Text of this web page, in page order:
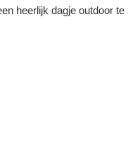
heerlijk dagje outdoor te